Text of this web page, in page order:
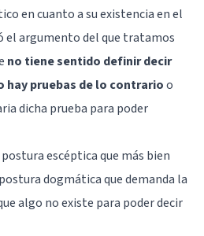
en cuanto a su existencia en el
el argumento del que tratamos
no tiene sentido definir decir
hay pruebas de lo contrarioo
dicha prueba para poder
escéptica que más bien
dogmática que demanda la
algo no existe para poder decir